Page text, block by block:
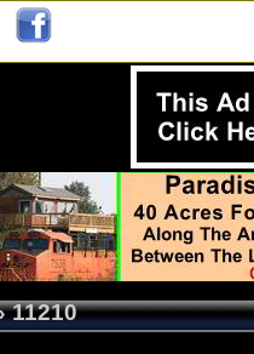
11210